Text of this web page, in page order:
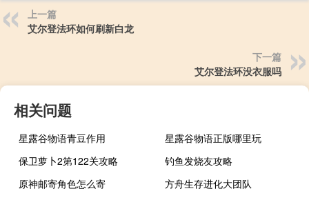
上一篇
艾尔登法环如何刷新白龙
下一篇
艾尔登法环没衣服吗
相关问题
星露谷物语青豆作用
星露谷物语正版哪里玩
保卫萝卜2第122关攻略
钓鱼发烧友攻略
原神邮寄角色怎么寄
方舟生存进化大团队